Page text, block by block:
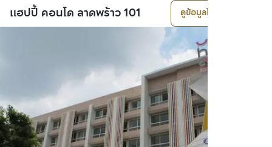
แฮปปี้ คอนโด ลาดพร้าว 101 ดูข้อมูลโครงการ